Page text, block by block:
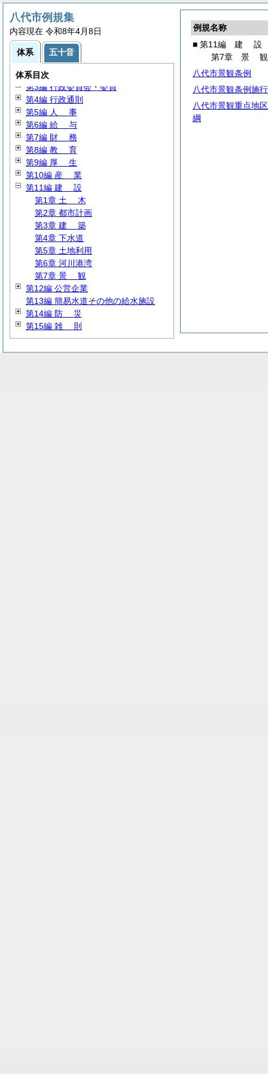
例規名称
■ 第11編 建 設
第7章 景観
八代市景観条例
八代市景観条例施
八代市景観重点地
綱
八代市例規集
内容現在 令和8年4月8日
体系 五十音
体系目次
第1編総規
第2編
第3編 行政委員会・委員
第4編 行政通則
第5編 人 事
第6編 給 与
第7編 財 務
第8編 教 育
第9編 厚 生
第10編 産 業
第11編 建 設
第1章 土 木
第2章 都市計画
第3章 建 築
第4章 下水道
第5章 土地利用
第6章 河川港湾
第7章 景 観
第12編 公営企業
第13編 簡易水道その他の給水施設
第14編 防 災
第15編 雑 則